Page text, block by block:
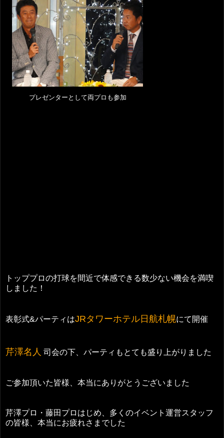
プレゼンターとして両プロも参加
トッププロの打球を間近で体感できる数少ない機会を満喫
しました！
表彰式&パーティはJRタワーホテル日航札幌にて開催
芹澤名人 司会の下、パーティもとても盛り上がりました
ご参加頂いた皆様、本当にありがとうございました
芹澤プロ・藤田プロはじめ、多くのイベント運営スタッフ
の皆様、本当にお疲れさまでした